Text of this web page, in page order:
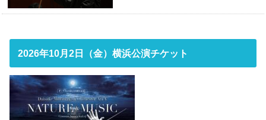
2026年10月2日（金）横浜公演チケット